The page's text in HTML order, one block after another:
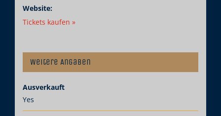
Website:
Tickets kaufen »
Weitere Angaben
Ausverkauft
Yes